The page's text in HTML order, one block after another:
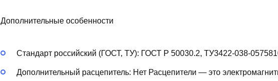
Дополнительные особенности
Стандарт российский (ГОСТ, ТУ): ГОСТ Р 50030.2, ТУ3422-038-
Дополнительный расцепитель: Нет Расцепители — это